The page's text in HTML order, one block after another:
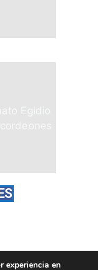
experiencia en